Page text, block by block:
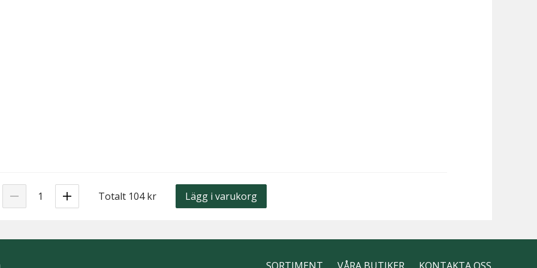
Totalt 104 kr Lägg i varukorg